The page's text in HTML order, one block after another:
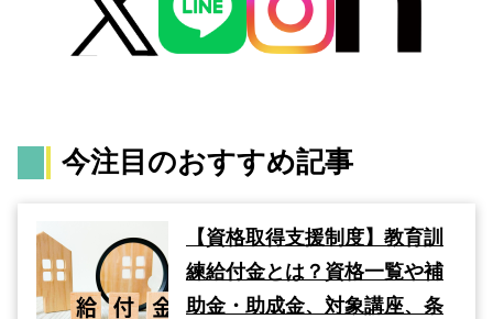
今注目のおすすめ記事
【資格取得支援制度】教育訓
練給付金とは？資格一覧や補
助金・助成金、対象講座、条